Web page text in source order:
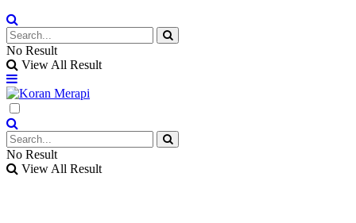
No Result
View All Result
No Result
View All Result